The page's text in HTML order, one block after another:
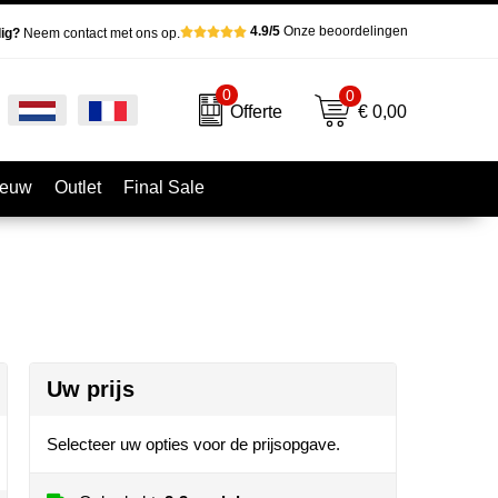
Neem contact met ons op. 4.9/5Onze beoordelingen
0
Offerte
0
€ 0,00
Outlet Final Sale
Uw prijs
Selecteer uw opties voor de prijsopgave.